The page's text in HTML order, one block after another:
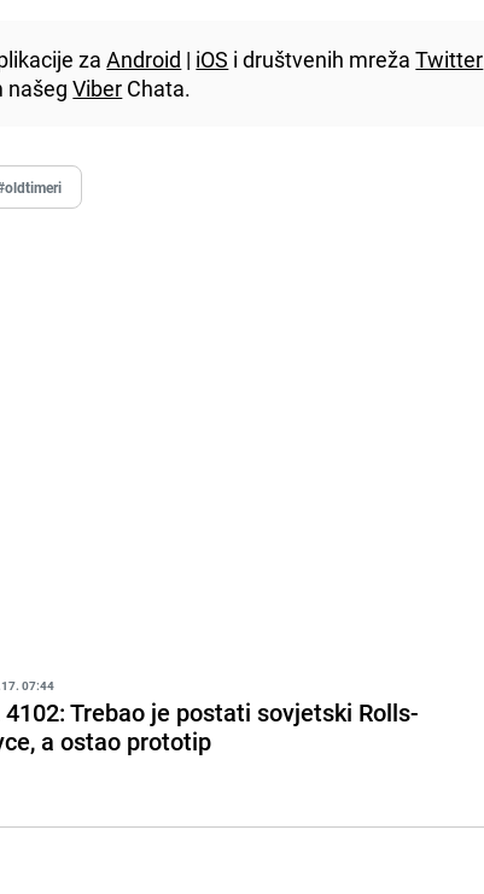
zaAndroid | iOS i društvenih mrežaTwitter
našegViber Chata.
07:44
Trebao je postati sovjetski Rolls-
a ostao prototip